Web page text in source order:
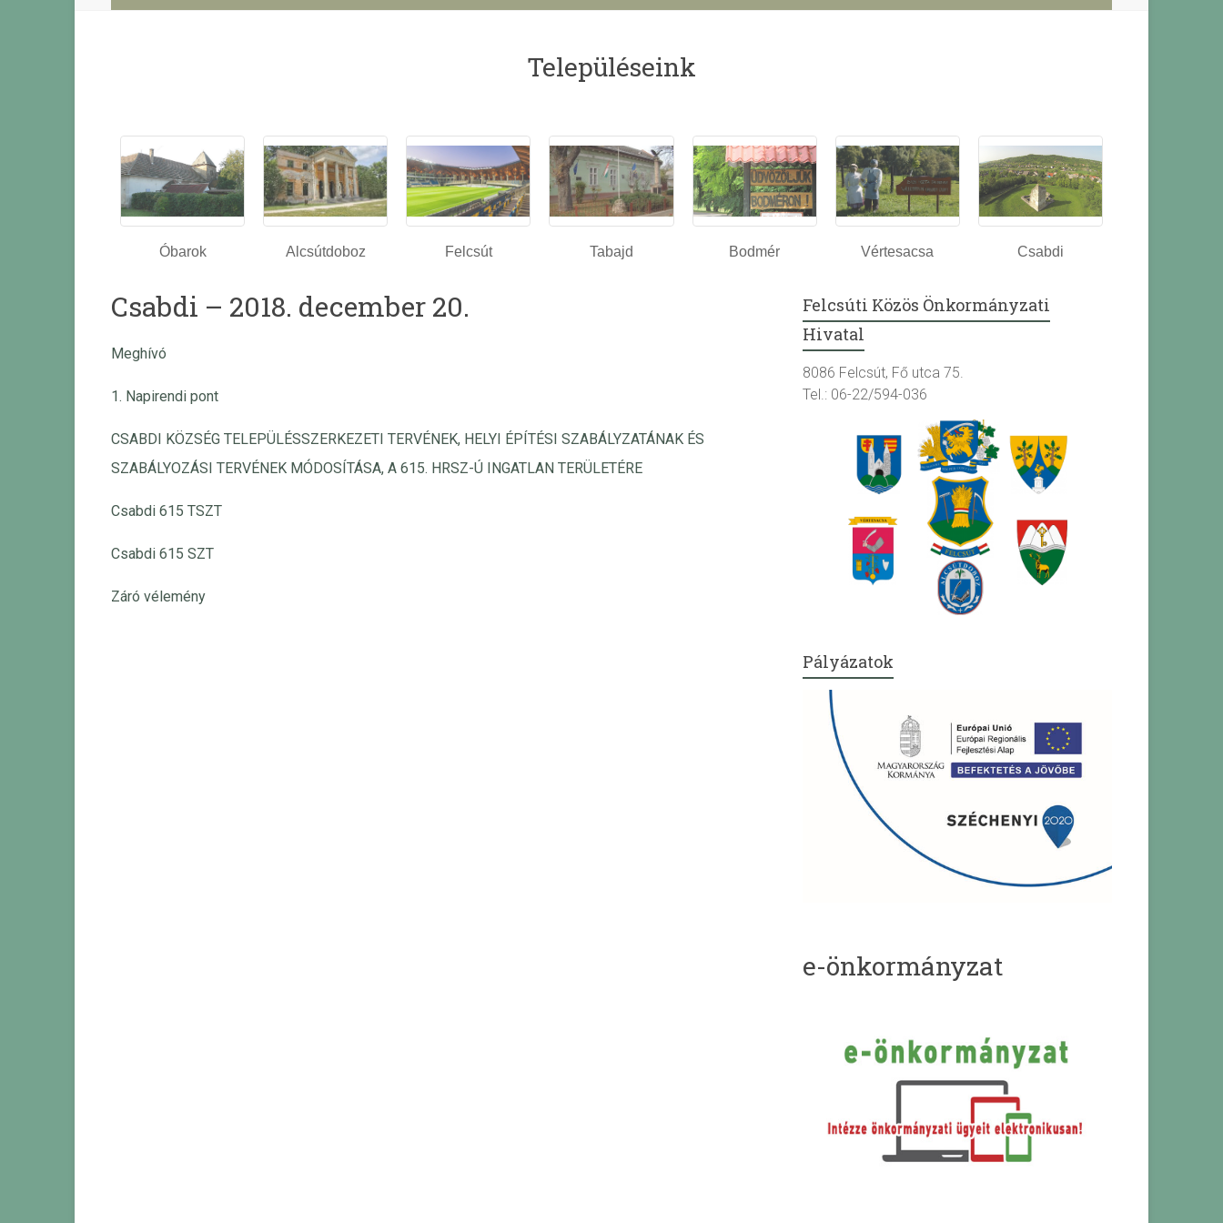
Településeink
Óbarok Alcsútdoboz Felcsút Tabajd Bodmér Vértesacsa Csabdi
Csabdi – 2018. december 20.
Meghívó
1. Napirendi pont
CSABDI KÖZSÉG TELEPÜLÉSSZERKEZETI TERVÉNEK, HELYI ÉPÍTÉSI SZABÁLYZATÁNAK ÉS
SZABÁLYOZÁSI TERVÉNEK MÓDOSÍTÁSA, A 615. HRSZ-Ú INGATLAN TERÜLETÉRE
Csabdi 615 TSZT
Csabdi 615 SZT
Záró vélemény
Felcsúti Közös Önkormányzati
Hivatal
8086 Felcsút, Fő utca 75.
Tel.: 06-22/594-036
Pályázatok
e-önkormányzat